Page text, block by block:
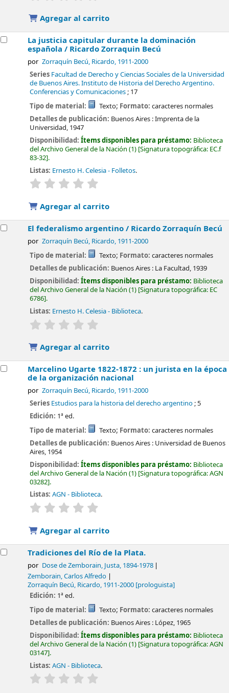
Agregar al carrito
La justicia capitular durante la dominación
española / Ricardo Zorraquin Becú
por Zorraquín Becú, Ricardo, 1911-2000
Series Facultad de Derecho y Ciencias Sociales de la Universidad
de Buenos Aires. Instituto de Historia del Derecho Argentino.
Conferencias y Comunicaciones; 17
Tipo de material:
Texto; Formato: caracteres normales
Detalles de publicación: Buenos Aires :Imprenta de la
Universidad, 1947
Disponibilidad:Ítems disponibles para préstamo: Biblioteca
del Archivo General de la Nación (1) Signatura topográfica: EC.f
83-32 .
Listas: Ernesto H. Celesia - Folletos.
valoración
Agregar al carrito
El federalismo argentino / Ricardo Zorraquín Becú
por Zorraquín Becú, Ricardo, 1911-2000
Tipo de material: Texto; Formato: caracteres normales
Detalles de publicación: Buenos Aires : La Facultad, 1939
Disponibilidad:Ítems disponibles para préstamo: Biblioteca
del Archivo General de la Nación (1) Signatura topográfica: EC
6786 .
Listas: Ernesto H. Celesia - Biblioteca.
valoración
Agregar al carrito
Marcelino Ugarte 1822-1872 : un jurista en la época
de la organización nacional
por Zorraquín Becú, Ricardo, 1911-2000
Series Estudios para la historia del derecho argentino; 5
Edición: 1ª ed.
Tipo de material:
Texto; Formato: caracteres normales
Detalles de publicación: Buenos Aires : Universidad de Buenos
Aires, 1954
Disponibilidad:Ítems disponibles para préstamo: Biblioteca
del Archivo General de la Nación (1) Signatura topográfica:AGN
03282 .
Listas: AGN - Biblioteca.
valoración
Agregar al carrito
Tradiciones del Río de la Plata.
por Dose de Zemborain, Justa, 1894-1978
Zemborain, Carlos Alfredo
Zorraquín Becú, Ricardo, 1911-2000 [prologuista]
Edición: 1ª ed.
Tipo de material:
Texto; Formato: caracteres normales
Detalles de publicación: Buenos Aires : López, 1965
Disponibilidad:Ítems disponibles para préstamo: Biblioteca
del Archivo General de la Nación (1) Signatura topográfica:AGN
03147 .
Listas: AGN - Biblioteca.
valoración